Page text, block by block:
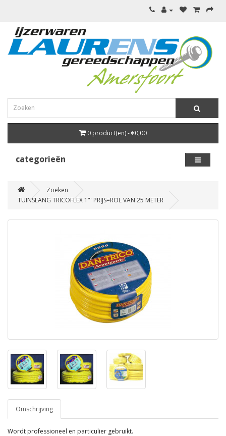
0 product(en) - €0,00
categorieën
Zoeken
TUINSLANG TRICOFLEX 1"' PRIJS=ROL VAN 25 METER
Omschrijving
Wordt professioneel en particulier gebruikt.